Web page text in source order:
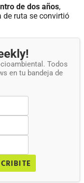
de dos años,
de ruta se convirtió
Todos
en tu bandeja de